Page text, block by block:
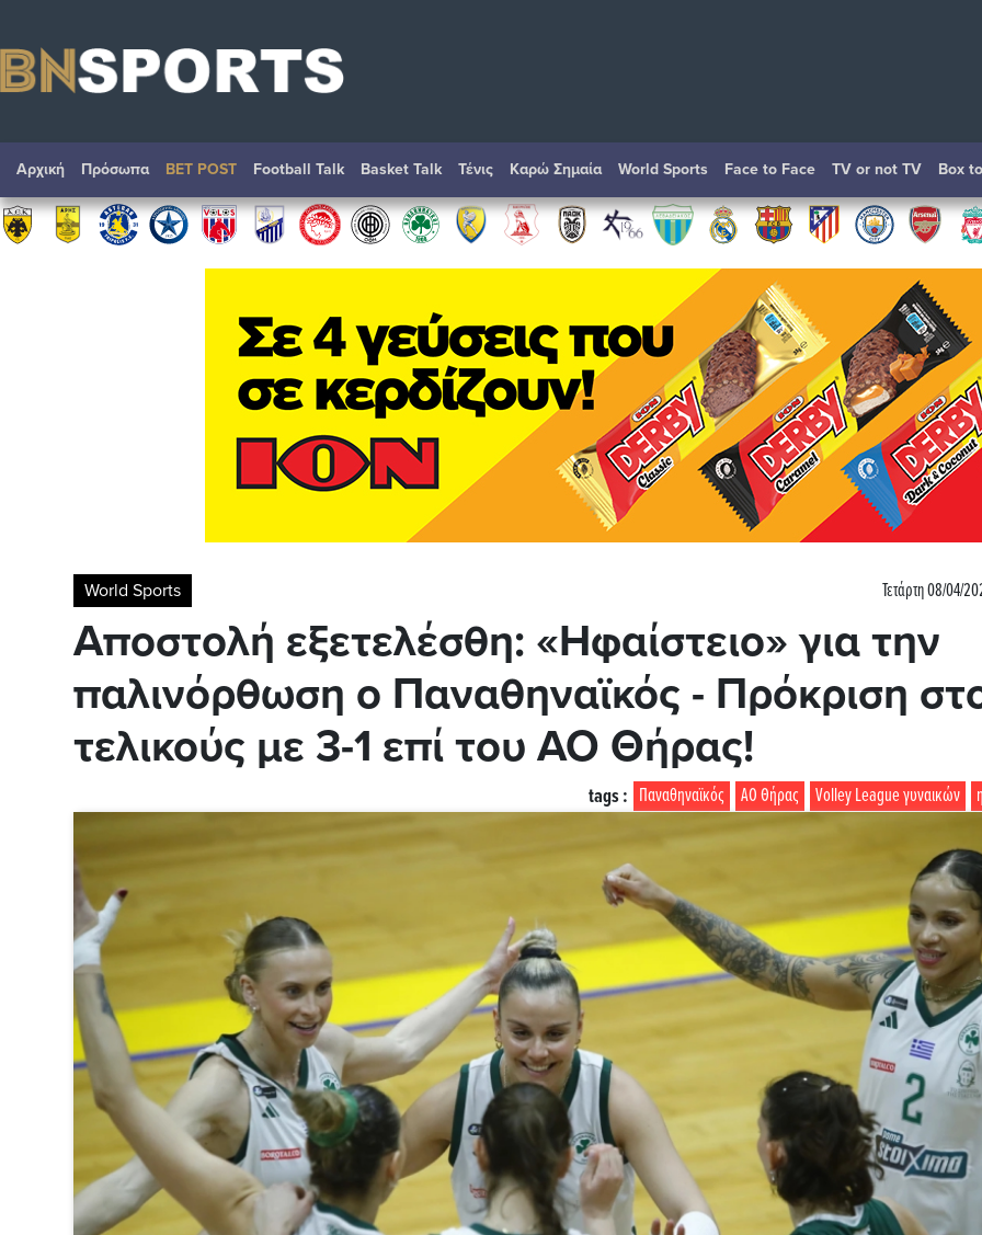
Αρχική Πρόσωπα BET POST Football Talk Basket Talk Τένις Καρώ Σημαία World Sports Face to Face TV or not TV Box
World Sports Τετάρτη 08/04/
Αποστολή εξετελέσθη: «Ηφαίστειο» για την
παλινόρθωση ο Παναθηναϊκός - Πρόκριση
τελικούς με 3-1 επί του ΑΟ Θήρας!
Volley League γυναικών
ΑΟ Θήρας
Παναθηναϊκός
tags :